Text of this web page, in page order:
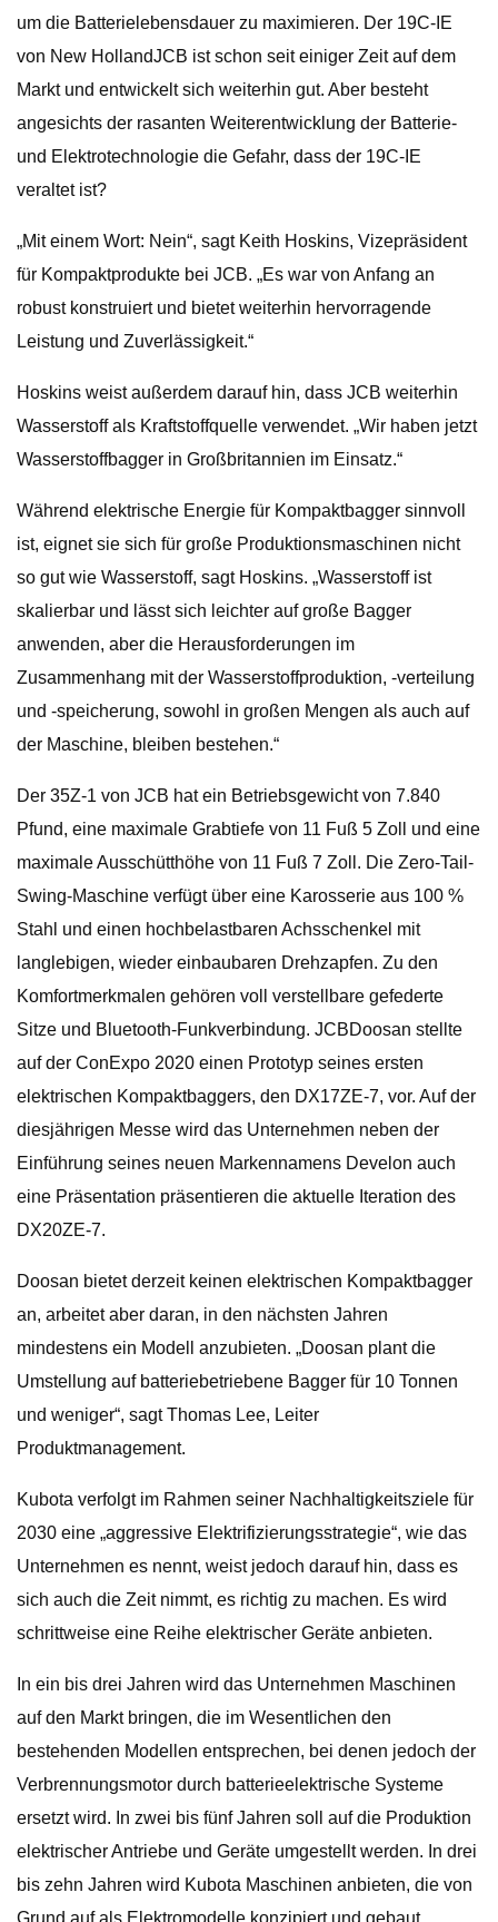
um die Batterielebensdauer zu maximieren. Der 19C-IE
von New HollandJCB ist schon seit einiger Zeit auf dem
Markt und entwickelt sich weiterhin gut. Aber besteht
angesichts der rasanten Weiterentwicklung der Batterie-
und Elektrotechnologie die Gefahr, dass der 19C-IE
veraltet ist?
„Mit einem Wort: Nein“, sagt Keith Hoskins, Vizepräsident
für Kompaktprodukte bei JCB. „Es war von Anfang an
robust konstruiert und bietet weiterhin hervorragende
Leistung und Zuverlässigkeit.“
Hoskins weist außerdem darauf hin, dass JCB weiterhin
Wasserstoff als Kraftstoffquelle verwendet. „Wir haben jetzt
Wasserstoffbagger in Großbritannien im Einsatz.“
Während elektrische Energie für Kompaktbagger sinnvoll
ist, eignet sie sich für große Produktionsmaschinen nicht
so gut wie Wasserstoff, sagt Hoskins. „Wasserstoff ist
skalierbar und lässt sich leichter auf große Bagger
anwenden, aber die Herausforderungen im
Zusammenhang mit der Wasserstoffproduktion, -verteilung
und -speicherung, sowohl in großen Mengen als auch auf
der Maschine, bleiben bestehen.“
Der 35Z-1 von JCB hat ein Betriebsgewicht von 7.840
Pfund, eine maximale Grabtiefe von 11 Fuß 5 Zoll und eine
maximale Ausschütthöhe von 11 Fuß 7 Zoll. Die Zero-Tail-
Swing-Maschine verfügt über eine Karosserie aus 100 %
Stahl und einen hochbelastbaren Achsschenkel mit
langlebigen, wieder einbaubaren Drehzapfen. Zu den
Komfortmerkmalen gehören voll verstellbare gefederte
Sitze und Bluetooth-Funkverbindung. JCBDoosan stellte
auf der ConExpo 2020 einen Prototyp seines ersten
elektrischen Kompaktbaggers, den DX17ZE-7, vor. Auf der
diesjährigen Messe wird das Unternehmen neben der
Einführung seines neuen Markennamens Develon auch
eine Präsentation präsentieren die aktuelle Iteration des
DX20ZE-7.
Doosan bietet derzeit keinen elektrischen Kompaktbagger
an, arbeitet aber daran, in den nächsten Jahren
mindestens ein Modell anzubieten. „Doosan plant die
Umstellung auf batteriebetriebene Bagger für 10 Tonnen
und weniger“, sagt Thomas Lee, Leiter
Produktmanagement.
Kubota verfolgt im Rahmen seiner Nachhaltigkeitsziele für
2030 eine „aggressive Elektrifizierungsstrategie“, wie das
Unternehmen es nennt, weist jedoch darauf hin, dass es
sich auch die Zeit nimmt, es richtig zu machen. Es wird
schrittweise eine Reihe elektrischer Geräte anbieten.
In ein bis drei Jahren wird das Unternehmen Maschinen
auf den Markt bringen, die im Wesentlichen den
bestehenden Modellen entsprechen, bei denen jedoch der
Verbrennungsmotor durch batterieelektrische Systeme
ersetzt wird. In zwei bis fünf Jahren soll auf die Produktion
elektrischer Antriebe und Geräte umgestellt werden. In drei
bis zehn Jahren wird Kubota Maschinen anbieten, die von
Grund auf als Elektromodelle konzipiert und gebaut